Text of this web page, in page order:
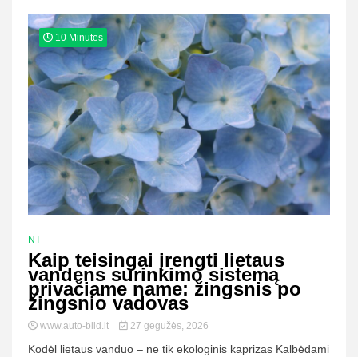
10 Minutes
NT
Kaip teisingai įrengti lietaus
vandens surinkimo sistemą
privačiame name: žingsnis po
žingsnio vadovas
www.auto-bild.lt 27 gegužės, 2026
Kodėl lietaus vanduo – ne tik ekologinis kaprizas Kalbėdami